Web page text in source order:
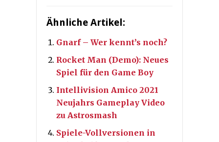
Ähnliche Artikel:
Gnarf – Wer kennt’s noch?
Rocket Man (Demo): Neues
Spiel für den Game Boy
Intellivision Amico 2021
Neujahrs Gameplay Video
zu Astrosmash
Spiele-Vollversionen in